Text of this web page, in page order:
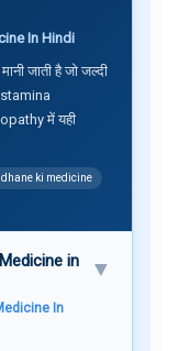
In Hindi
जाती है जो जल्दी
में यही
ki medicine
in
In
▼